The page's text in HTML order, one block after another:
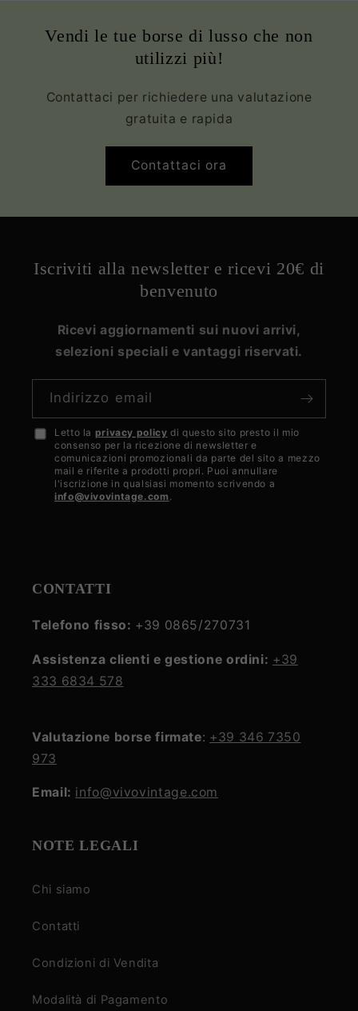
Vendi le tue borse di lusso che non
utilizzi più!
Contattaci per richiedere una valutazione
gratuita e rapida
Contattaci ora
Iscriviti alla newsletter e ricevi 20€ di
benvenuto
Ricevi aggiornamenti sui nuovi arrivi,
selezioni speciali e vantaggi riservati.
Indirizzo email
Accetto
privacy
policy
Letto la privacy policy di questo sito presto il mio
consenso per la ricezione di newsletter e
comunicazioni promozionali da parte del sito a mezzo
mail e riferite a prodotti propri. Puoi annullare
l'iscrizione in qualsiasi momento scrivendo a
info@vivovintage.com .
CONTATTI
Telefono fisso: +39 0865/270731
Assistenza clienti e gestione ordini: +39
333 6834 578
Valutazione borse firmate: +39 346 7350
973
Email: info@vivovintage.com
NOTE LEGALI
Chi siamo
Contatti
Condizioni di Vendita
Modalità di Pagamento